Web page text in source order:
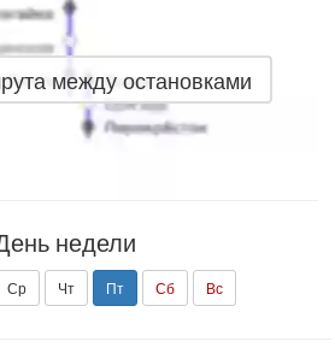
между остановками
недели
Ср Чт Пт Сб Вс